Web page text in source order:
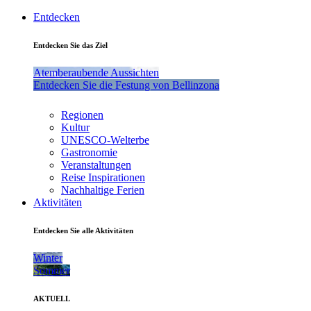
Entdecken
Entdecken Sie das Ziel
Atemberaubende Aussichten
Entdecken Sie die Festung von Bellinzona
Regionen
Kultur
UNESCO-Welterbe
Gastronomie
Veranstaltungen
Reise Inspirationen
Nachhaltige Ferien
Aktivitäten
Entdecken Sie alle Aktivitäten
Winter
Sommer
AKTUELL